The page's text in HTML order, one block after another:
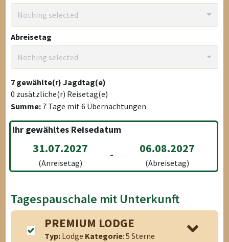
Nothing selected
Abreisetag
Nothing selected
7 gewählte(r) Jagdtag(e)
0 zusätzliche(r) Reisetag(e)
Summe: 7 Tage mit6 Übernachtungen
Ihr gewähltes Reisedatum
31.07.2027
(Anreisetag)
- 06.08.2027
(Abreisetag)
Tagespauschale mit Unterkunft
PREMIUM LODGE
Typ: Lodge Kategorie: 5 Sterne